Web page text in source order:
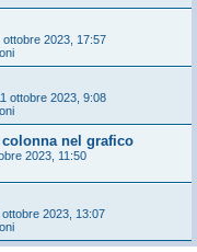
ottobre 2023, 17:57
ottobre 2023, 9:08
nel grafico
2023, 11:50
2023, 13:07